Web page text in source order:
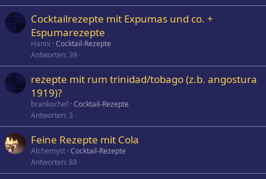
Cocktailrezepte mit Expumas und co. +
Espumarezepte
Hanni Cocktail-Rezepte
Antworten 39
rezepte mit rum trinidad/tobago (z.b. angostura
1919)?
brankochef Cocktail-Rezepte
Antworten 3
Feine Rezepte mit Cola
Alchemyst Cocktail-Rezepte
Antworten 88